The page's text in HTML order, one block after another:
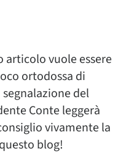
articolo vuole essere
ortodossa di
del
Conte leggerà
vivamente la
blog!